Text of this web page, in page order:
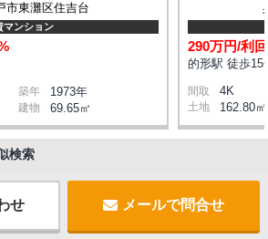
市東灘区住吉台
マンション
築年 1973年
建物 69.65㎡
290万円/利
的形駅 徒歩15
間取 4K
土地 162.80㎡
検索
せ メールで問合せ